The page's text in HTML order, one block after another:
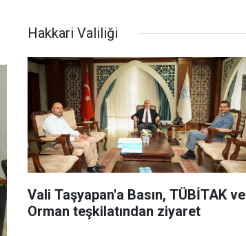
Hakkari Valiliği
Vali Taşyapan'a Basın, TÜBİTAK ve
Orman teşkilatından ziyaret